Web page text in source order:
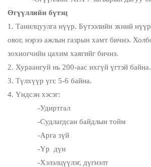
Өгүүллийн бүтэц
1. Танилцуулга нүүр. Бүтээлийн эхний
овог, нэрээ ажлын газрын хамт бичнэ.
зохиогчийн цахим хаягийг бичнэ.
2. Хураангуй нь 200-аас ихгүй үгтэй байна.
3. Түлхүүр үгс 5-6 байна.
4. Үндсэн хэсэг:
-Удиртгал
-Судлагдсан байдлын тойм
-Арга зүй
-Үр дүн
-Хэлэлцүүлэг, дүгнэлт